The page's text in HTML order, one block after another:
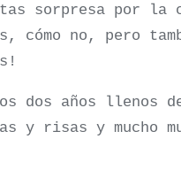
sorpresa por la
cómo no, pero
dos años llenos
y risas y mucho